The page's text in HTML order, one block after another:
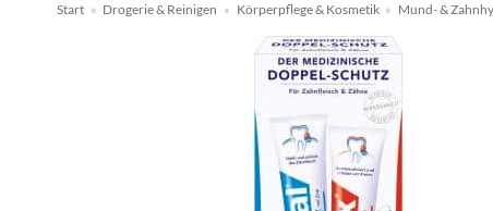
Start » Drogerie & Reinigen » Körperpflege & Kosmetik » Mund- &